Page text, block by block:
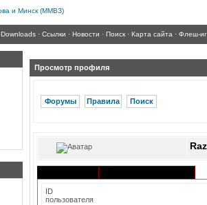
Downloads · Ссылки · Новости · Поиск · Карта сайта · Флеш-
Просмотр профиля
Форумы Правила Поиск
ID
пользователя